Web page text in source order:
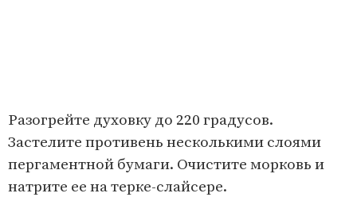
Разогрейте духовку до 220 градусов.
Застелите противень несколькими слоями
пергаментной бумаги. Очистите морковь и
натрите ее на терке-слайсере.